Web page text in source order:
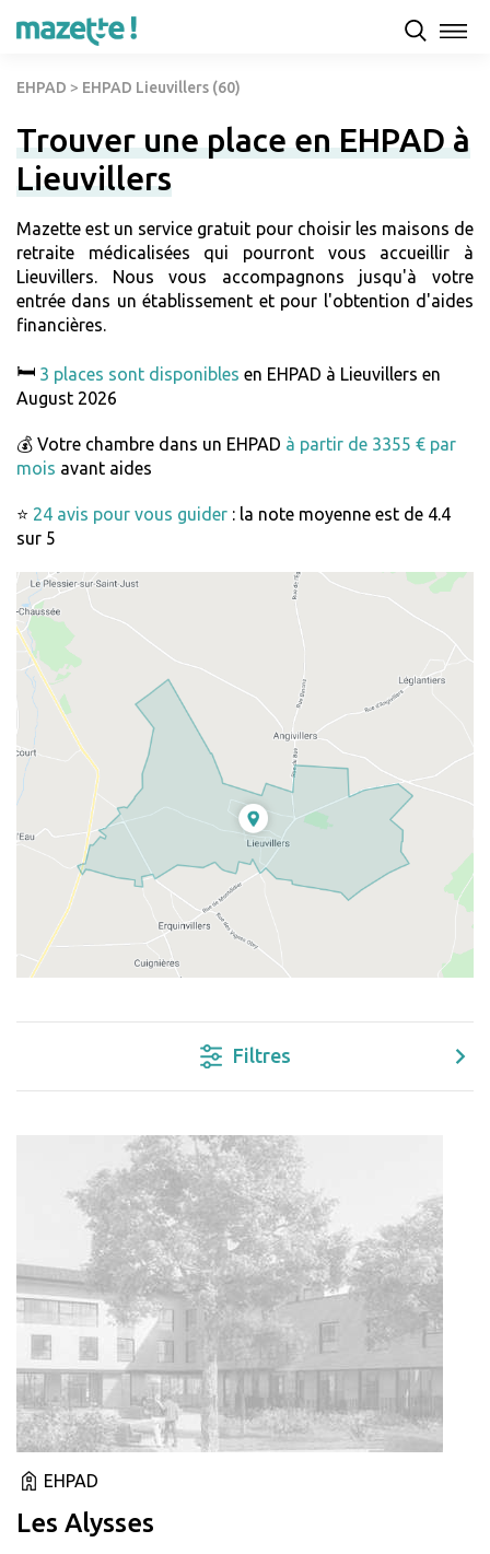
EHPAD > EHPAD Lieuvillers (60)
Trouver une place en EHPAD à
Lieuvillers
Mazette est un service gratuit pour choisir les maisons de
retraite médicalisées qui pourront vous accueillir à
Lieuvillers. Nous vous accompagnons jusqu'à votre
entrée dans un établissement et pour l'obtention d'aides
financières.
🛏️ 3 places sont disponibles en EHPAD à Lieuvillers en
August 2026
💰 Votre chambre dans un EHPAD à partir de 3355 € par
mois avant aides
⭐ 24 avis pour vous guider : la note moyenne est de 4.4
sur 5
Filtres
EHPAD
Les Alysses